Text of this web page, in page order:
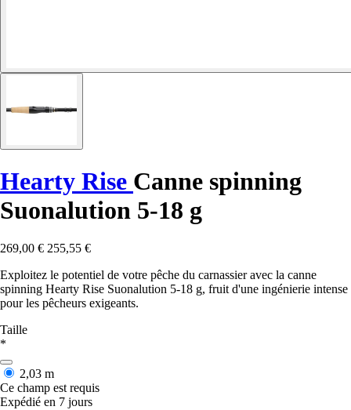
Hearty Rise Canne spinning
Suonalution 5-18 g
269,00 € 255,55 €
Exploitez le potentiel de votre pêche du carnassier avec la canne
spinning Hearty Rise Suonalution 5-18 g, fruit d'une ingénierie intense
pour les pêcheurs exigeants.
Taille
*
2,03 m
Ce champ est requis
Expédié en 7 jours